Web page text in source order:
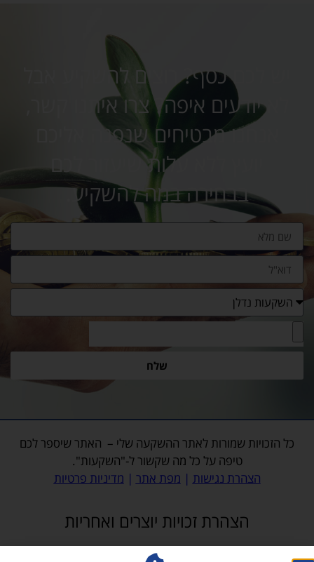
יש לכם כסף? רוצים להשקיע אבל
לא יודעים איפה? צרו איתנו קשר,
אנחנו מבטיחים שנפנה אליכם
יועץ ללא עלות שיעזור לכם
בבחירה במה להשקיע.
שלח
כל הזכויות שמורות לאתר ההשקעה שלי – האתר שיספר לכם
טיפה על כל מה שקשור ל-"השקעות".
הצהרת נגישות | מפת אתר | מדיניות פרטיות
הצהרת זכויות יוצרים ואחריות
האתר, לרבות כלל התכנים והמדיה המופיעים בו, לרבות תמונות, פועל על פי דין